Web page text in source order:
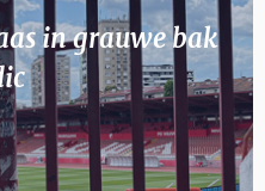
in grauwe bak